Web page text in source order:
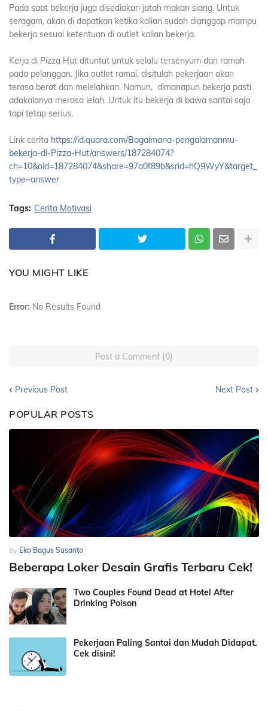
Pada saat bekerja juga disediakan jatah makan siang. Untuk
seragam, akan di dapatkan ketika kalian sudah dianggap mampu
bekerja sesuai ketentuan di outlet kalian bekerja.
Kerja di Pizza Hut dituntut untuk selalu tersenyum dan ramah
pada pelanggan. Jika outlet ramai, disitulah pekerjaan akan
terasa berat dan melelahkan. Namun, dimanapun bekerja pasti
adakalanya merasa lelah. Untuk itu bekerja di bawa santai saja
tapi tetap serius.
Link cerita https://id.quora.com/Bagaimana-pengalamanmu-
bekerja-di-Pizza-Hut/answers/187284074?
ch=10&oid=187284074&share=97a0f89b&srid=hQ9WyY&target_
type=answer
Tags: Cerita Motivasi
YOU MIGHT LIKE
Error: No Results Found
Post a Comment (0)
Previous Post Next Post
POPULAR POSTS
by Eko Bagus Susanto
Beberapa Loker Desain Grafis Terbaru Cek!
Two Couples Found Dead at Hotel After
Drinking Poison
Pekerjaan Paling Santai dan Mudah Didapat.
Cek disini!